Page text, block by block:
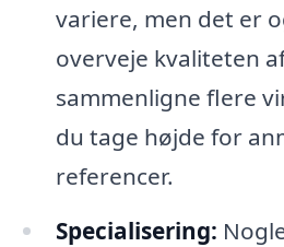
variere, men det er
overveje kvaliteten
sammenligne flere
du tage højde for
referencer.
Specialisering: